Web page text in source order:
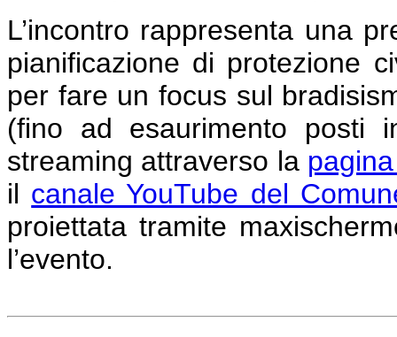
L’incontro rappresenta una
pianificazione di protezione
per fare un focus sul
(fino ad esaurimento posti
streaming attraverso la
il canale YouTube del
proiettata tramite
l’evento.